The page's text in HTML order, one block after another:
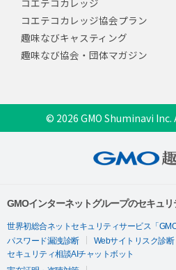
コエテコカレッジ
コエテコカレッジ協会プラン
趣味なびキャスティング
趣味なび協会・団体マガジン
© 2026 GMO Shuminavi